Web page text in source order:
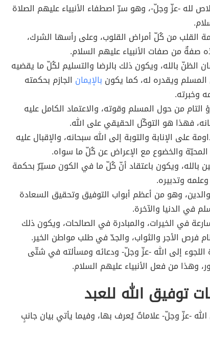
لله -عزّ وجلّ-، وهو سرّ اصطفاء الأنبياء عليهم الصلاة
القلب من كُلّ أمراض القلوب، وعلى رأسها الشرك،
صفةٌ من صفات الأنبياء عليهم السلام.
الظنّ بالله، ويكون ذلك بالرضا والتسليم لكُلّ ما يقضيه
ويقدره له، كما يكون بالإيمان الجازم بحكمته
وخبرته.
التام من حول المسلم وقوته، والاعتماد الكامل عليه
فهذا هو التوكّل الحقيقي على الله.
على الإنابة والتوبة إلى الله سبحانه، والإقبال عليه
والخضوع مع الإعراض عن كُلّ ما سواه.
بالله، ويكون باعتقاد أنّ كُلّ ما في الكون مسيّرٌ بحكمة
وعلمه وتدبيره.
وهو من أعظم أبواب التوفيق وتحقيق السعادة
في الدنيا والآخرة.
في الخيرات، والمبادرة في الصالحات، ويكون ذلك
فرص الأجر والثواب، والجدّ في طلب مواطن الخير.
اللجوء إلى الله -عزّ وجلّ- ودعائه ومسألته في شتّى
وهذا من فعل الأنبياء عليهم السلام.
توفيق الله للعبد
-عزّ وجلّ- علاماتٌ يُعرف بها، وفيما يأتي بيان جانبٍ